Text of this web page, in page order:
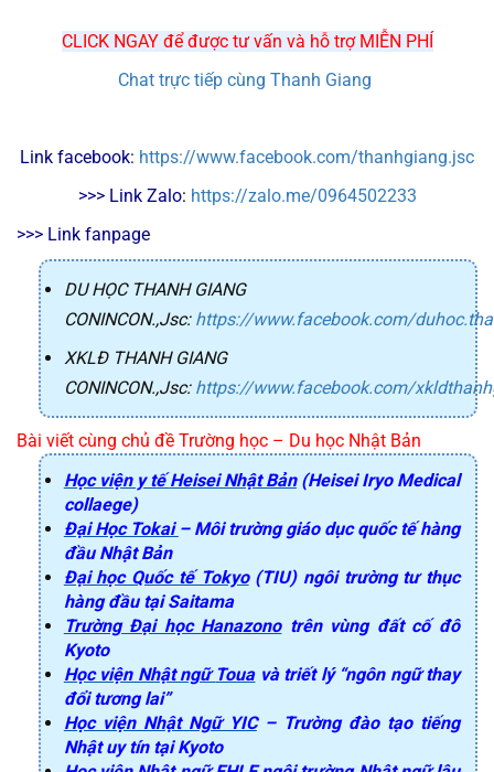
CLICK NGAY để được tư vấn và hỗ trợ MIỄN PHÍ
Chat trực tiếp cùng Thanh Giang
Link facebook: https://www.facebook.com/thanhgiang.jsc
>>> Link Zalo: https://zalo.me/0964502233
>>> Link fanpage
DU HỌC THANH GIANG
CONINCON.,Jsc: https://www.facebook.com/
XKLĐ THANH GIANG
CONINCON.,Jsc: https://www.facebook.com/
Bài viết cùng chủ đề Trường học – Du học Nhật Bản
Học viện y tếHeisei Nhật Bản(Heisei Iryo Medical
collaege)
Đại Học Tokai – Môi trường giáo dục quốc tế hàng
đầu Nhật Bản
Đại học Quốc tế Tokyo(TIU) ngôi trường tư thục
hàng đầu tại Saitama
Trường Đại học Hanazonotrên vùng đất cố đô
Kyoto
Học viện Nhật ngữTouavà triết lý “ngôn ngữ thay
đổi tương lai”
Học viện Nhật Ngữ YIC– Trường đào tạo tiếng
Nhật uy tín tại Kyoto